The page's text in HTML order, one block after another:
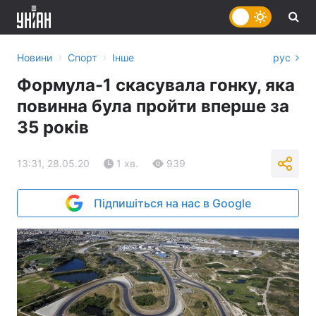
Новини › Спорт › Інше рус
Формула-1 скасувала гонку, яка
повинна була пройти вперше за
35 років
13:31, 28.05.20 1 хв. 939
Підпишіться на нас в Google